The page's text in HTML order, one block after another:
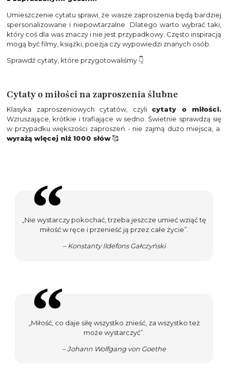
Umieszczenie cytatu sprawi, że wasze zaproszenia będą bardziej
spersonalizowane i niepowtarzalne. Dlatego warto wybrać taki,
który coś dla was znaczy i nie jest przypadkowy. Często inspiracją
mogą być filmy, książki, poezja czy wypowiedzi znanych osób.
Sprawdź cytaty, które przygotowaliśmy 👇
Cytaty o miłości na zaproszenia ślubne
Klasyka zaproszeniowych cytatów, czyli cytaty o miłości.
Wzruszające, krótkie i trafiające w sedno. Świetnie sprawdzą się
w przypadku większości zaproszeń - nie zajmą dużo miejsca, a
wyrażą więcej niż 1000 słów🥰
„Nie wystarczy pokochać, trzeba jeszcze umieć wziąć tę
miłość w ręce i przenieść ją przez całe życie”.
– Konstanty Ildefons Gałczyński
„Miłość, co daje siłę wszystko znieść, za wszystko też
może wystarczyć”.
– Johann Wolfgang von Goethe